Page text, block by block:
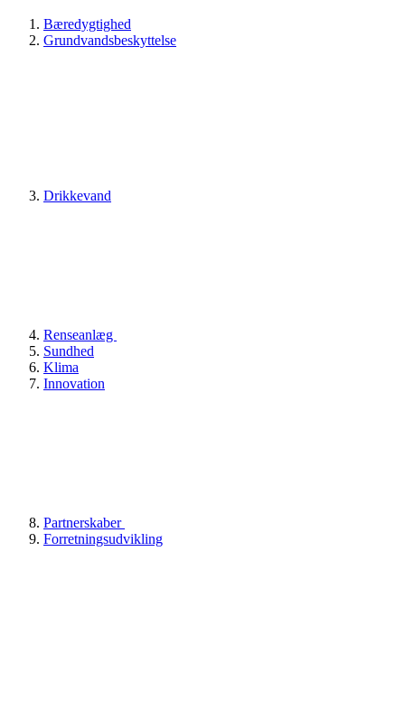
Bæredygtighed
Grundvandsbeskyttelse
Drikkevand
Renseanlæg
Sundhed
Klima
Innovation
Partnerskaber
Forretningsudvikling